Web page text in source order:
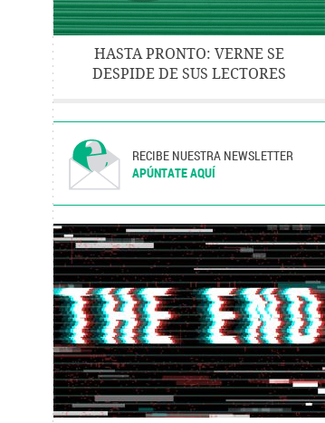
HASTA PRONTO: VERNE SE
DESPIDE DE SUS LECTORES
RECIBE NUESTRA NEWSLETTER
APÚNTATE AQUÍ